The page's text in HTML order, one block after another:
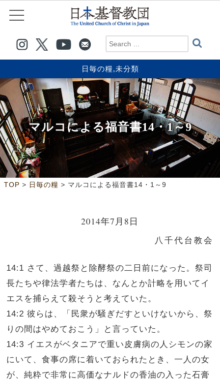
日毎の糧,未分類
マルコによる福音書14・1～9
TOP > 日毎の糧 > マルコによる福音書14・1～9
2014年7月8日
八千代台教会
14:1 さて、過越祭と除酵祭の二日前になった。祭司
長たちや律法学者たちは、なんとか計略を用いてイ
エスを捕らえて殺そうと考えていた。
14:2 彼らは、「民衆が騒ぎだすといけないから、祭
りの間はやめておこう」と言っていた。
14:3 イエスがベタニアで重い皮膚病の人シモンの家
にいて、食事の席に着いておられたとき、一人の女
が、純粋で非常に高価なナルドの香油の入った石膏